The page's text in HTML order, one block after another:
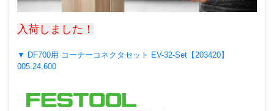
入荷しました！
▼ DF700用 コーナーコネクタセット EV-32-Set【203420】
005.24.600